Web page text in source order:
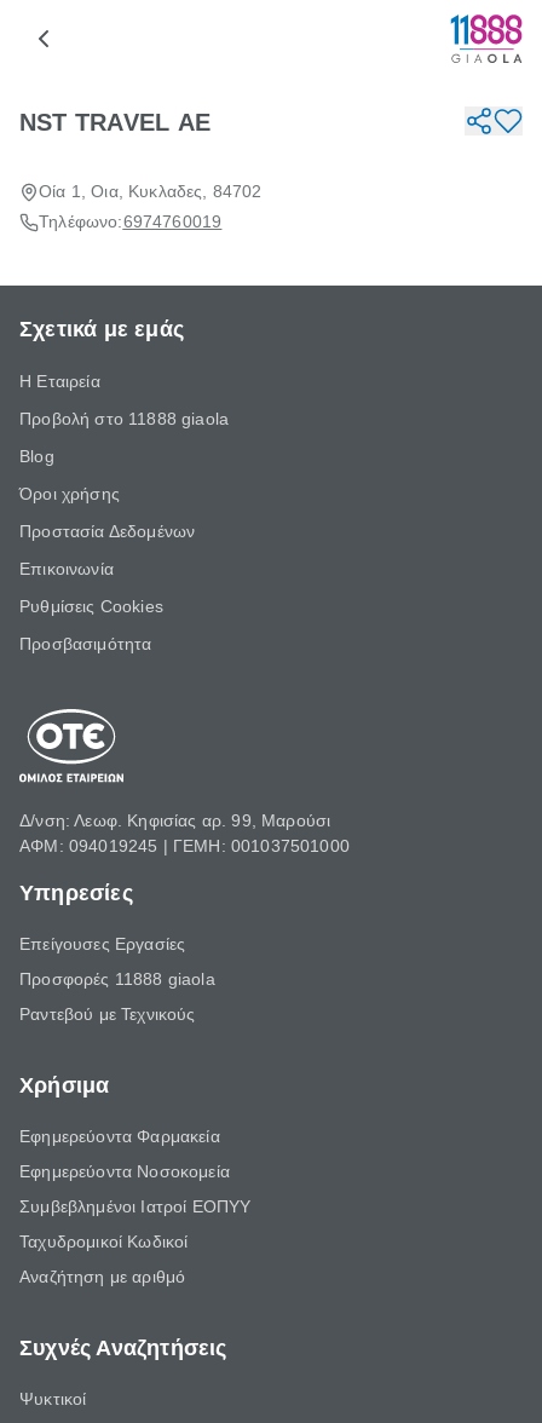
NST TRAVEL ΑΕ
Οία 1, Οια, Κυκλαδες, 84702
Τηλέφωνο:6974760019
Σχετικά με εμάς
Η Εταιρεία
Προβολή στο 11888 giaola
Blog
Όροι χρήσης
Προστασία Δεδομένων
Επικοινωνία
Ρυθμίσεις Cookies
Προσβασιμότητα
Δ/νση: Λεωφ. Κηφισίας αρ. 99, Μαρούσι
ΑΦΜ: 094019245 | ΓΕΜΗ: 001037501000
Υπηρεσίες
Επείγουσες Εργασίες
Προσφορές 11888 giaola
Ραντεβού με Τεχνικούς
Χρήσιμα
Εφημερεύοντα Φαρμακεία
Εφημερεύοντα Νοσοκομεία
Συμβεβλημένοι Ιατροί ΕΟΠΥΥ
Ταχυδρομικοί Κωδικοί
Αναζήτηση με αριθμό
Συχνές Αναζητήσεις
Ψυκτικοί